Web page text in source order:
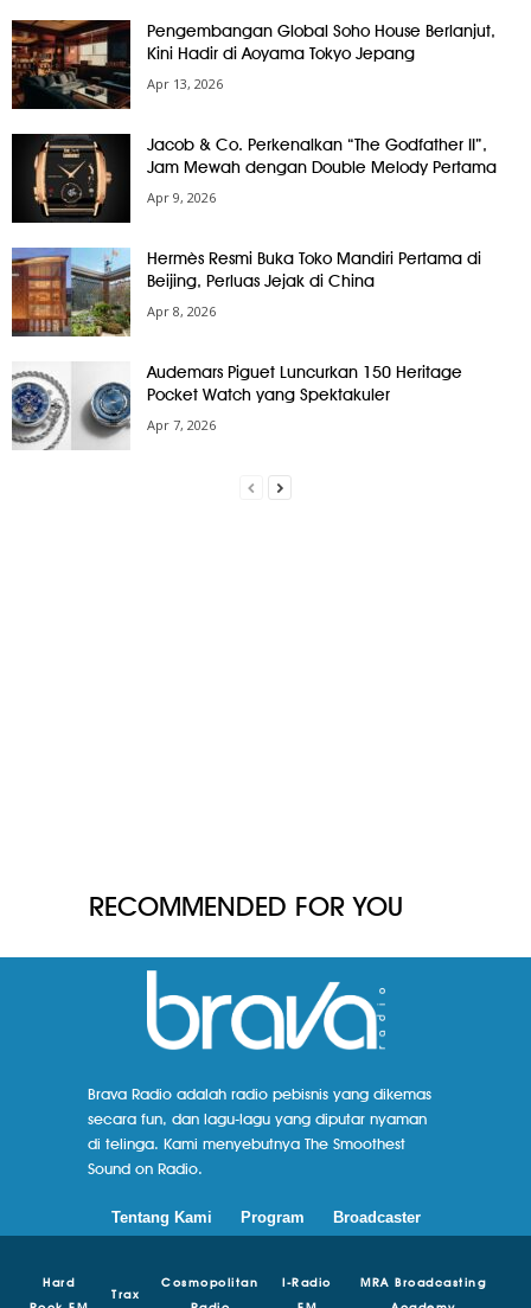
Pengembangan Global Soho House Berlanjut,
Kini Hadir di Aoyama Tokyo Jepang
Apr 13, 2026
Jacob & Co. Perkenalkan “The Godfather II”,
Jam Mewah dengan Double Melody Pertama
Apr 9, 2026
Hermès Resmi Buka Toko Mandiri Pertama di
Beijing, Perluas Jejak di China
Apr 8, 2026
Audemars Piguet Luncurkan 150 Heritage
Pocket Watch yang Spektakuler
Apr 7, 2026
RECOMMENDED FOR YOU
Brava Radio adalah radio pebisnis yang dikemas
secara fun, dan lagu-lagu yang diputar nyaman
di telinga. Kami menyebutnya The Smoothest
Sound on Radio.
Tentang Kami Program Broadcaster
Hard
Trax
Cosmopolitan
I-Radio
MRA Broadcasting